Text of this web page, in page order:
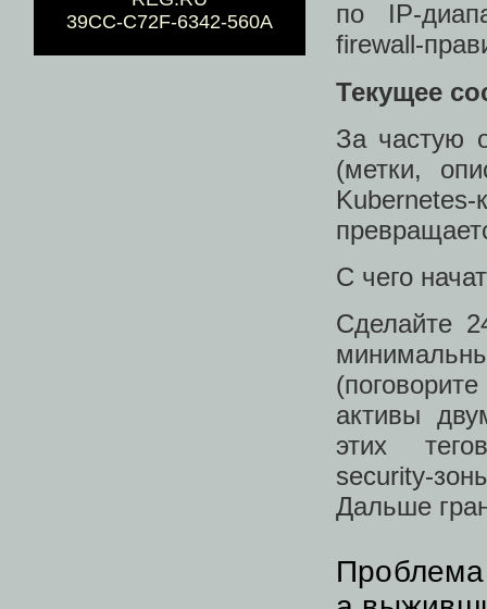
39CC-C72F-6342-560A
по
Текущее
За частую
(метки,
С чего
Сделайте
активы
этих
Дальше
Проблема